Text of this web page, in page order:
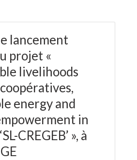
lancement
projet «
livelihoods
energy and
in
CREGEB’ », à